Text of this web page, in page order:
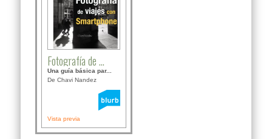
Fotografía de ...
Una guía básica par...
De Chavi Nandez
Vista previa